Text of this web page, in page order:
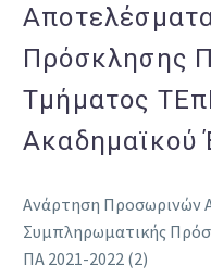
Πρόσκλησης
Τμήματος
Ακαδημαϊκού
Ανάρτηση Προσωρινών
Συμπληρωματικής
ΠΑ 2021-2022 (2)